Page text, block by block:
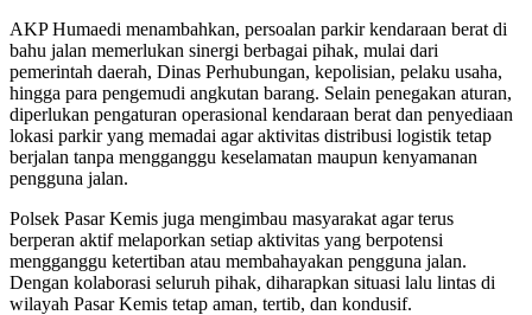
AKP Humaedi menambahkan, persoalan parkir kendaraan berat di
bahu jalan memerlukan sinergi berbagai pihak, mulai dari
pemerintah daerah, Dinas Perhubungan, kepolisian, pelaku usaha,
hingga para pengemudi angkutan barang. Selain penegakan aturan,
diperlukan pengaturan operasional kendaraan berat dan penyediaan
lokasi parkir yang memadai agar aktivitas distribusi logistik tetap
berjalan tanpa mengganggu keselamatan maupun kenyamanan
pengguna jalan.
Polsek Pasar Kemis juga mengimbau masyarakat agar terus
berperan aktif melaporkan setiap aktivitas yang berpotensi
mengganggu ketertiban atau membahayakan pengguna jalan.
Dengan kolaborasi seluruh pihak, diharapkan situasi lalu lintas di
wilayah Pasar Kemis tetap aman, tertib, dan kondusif.